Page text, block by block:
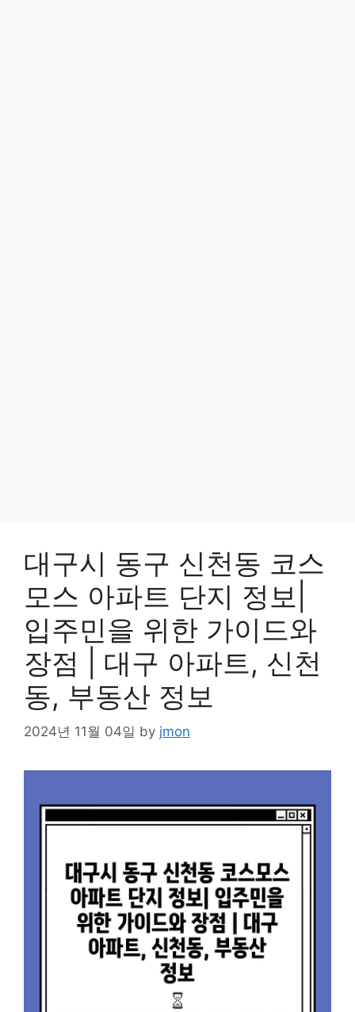
대구시 동구 신천동 코스
모스 아파트 단지 정보|
입주민을 위한 가이드와
장점 | 대구 아파트, 신천
동, 부동산 정보
2024년 11월 04일 by jmon